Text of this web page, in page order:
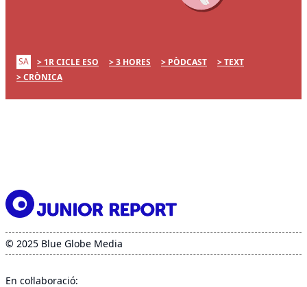
SA 1R CICLE ESO 3 HORES PÒDCAST
TEXT
CRÒNICA
© 2025 Blue Globe Media
En col·laboració: